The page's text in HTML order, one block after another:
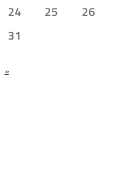
24 25
26
31
»